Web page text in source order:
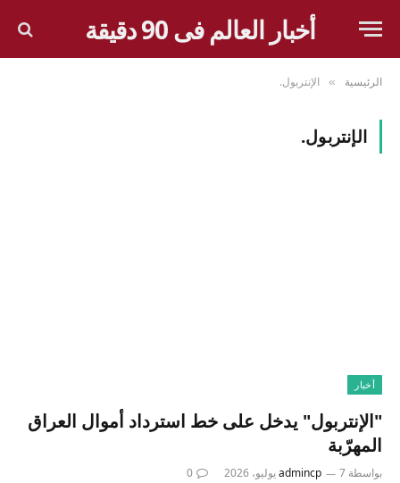
أخبار العالم فى 90 دقيقة
الرئيسية » الإنتربول.
الإنتربول.
أخبار
"الإنتربول" يدخل على خط استرداد أموال العراق
المهرّبة
بواسطة admincp 7 يوليو، 2026 0